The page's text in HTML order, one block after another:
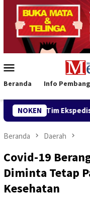
Loncat
konten
Mobile
Beranda Info
NOKEN
Salor IPB University
Beranda Daerah
Covid-19
Diminta Tetap
Kesehatan